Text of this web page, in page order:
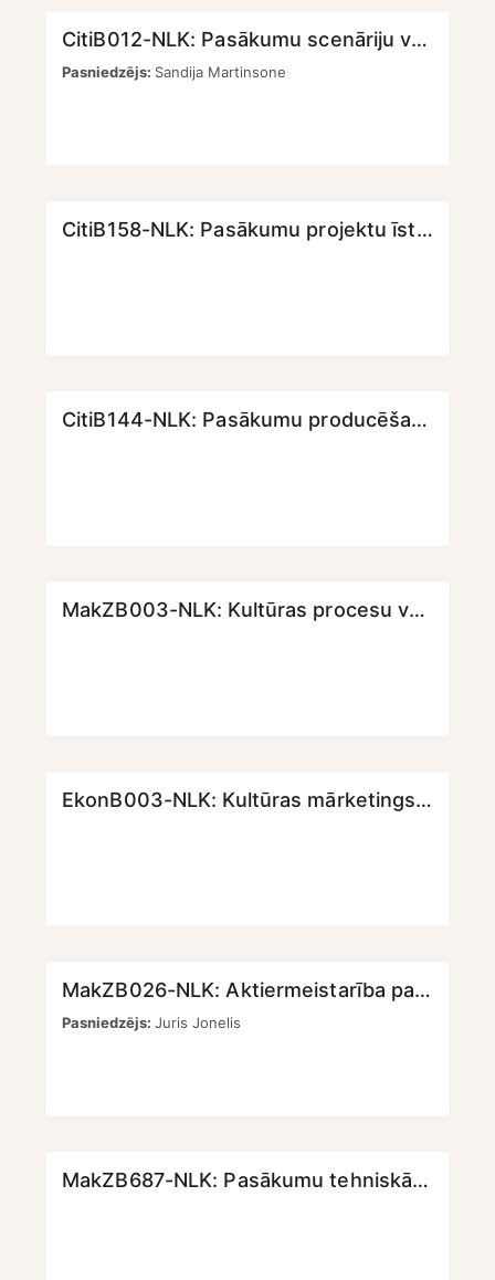
CitiB012-NLK: Pasākumu scenāriju veidošana [KMPO]
Pasniedzējs: Sandija Martinsone
CitiB158-NLK: Pasākumu projektu īstenošana II (2. daļa) [KMPO]
CitiB144-NLK: Pasākumu producēšanas teorētiskie un praktiskie pamati (1. daļa)
MakZB003-NLK: Kultūras procesu vadības pamati (3. daļa) [KMPO24]
EkonB003-NLK: Kultūras mārketings (2. daļa) [KMPO24]
MakZB026-NLK: Aktiermeistarība pasākumos [KMPO23] [LKK]
Pasniedzējs: Juris Jonelis
MakZB687-NLK: Pasākumu tehniskā realizācija I [KMPO] [LKK]